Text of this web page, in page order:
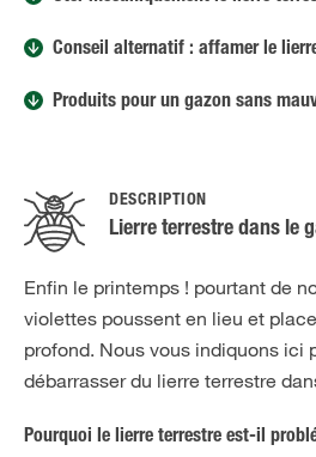
Conseil alternatif : affamer le
Produits pour un gazon sans
DESCRIPTION
Lierre terrestre dans le
Enfin le printemps ! pourtant de
violettes poussent en lieu et place
profond. Nous vous indiquons ici
débarrasser du lierre terrestre
Pourquoi le lierre terrestre est-il